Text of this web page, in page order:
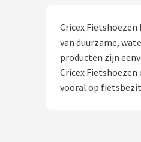
Fietsroutes
Kinderfietsen
Cricex
van duurzame,
producten zijn
Cricex
vooral op